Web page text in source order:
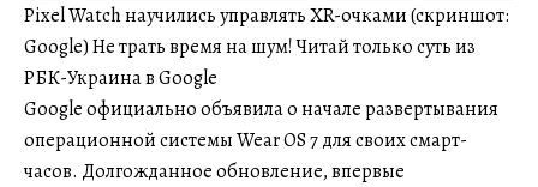
Pixel Watch научились управлять XR-очками (скриншот:
Google) Не трать время на шум! Читай только суть из
РБК-Украина в Google
Google официально объявила о начале развертывания
операционной системы Wear OS 7 для своих смарт-
часов. Долгожданное обновление, впервые